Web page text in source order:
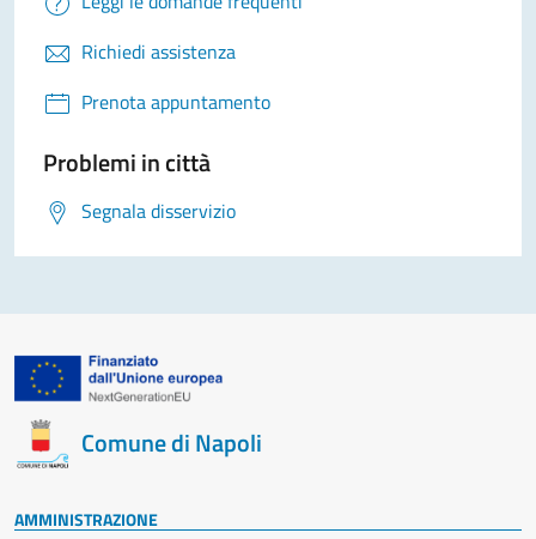
Richiedi assistenza
Prenota appuntamento
Problemi in città
Segnala disservizio
Comune di Napoli
AMMINISTRAZIONE